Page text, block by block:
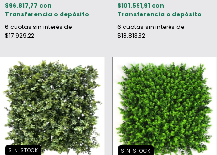
$96.817,77 con
Transferencia o depósito
6 cuotas sin interés de
$17.929,22
$101.591,91 con
Transferencia o depósito
6 cuotas sin interés de
$18.813,32
SIN STOCK SIN STOCK